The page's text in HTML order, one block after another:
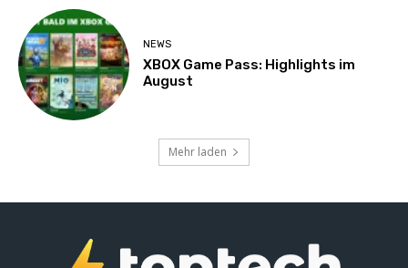
NEWS
XBOX Game Pass: Highlights im
August
Mehr laden